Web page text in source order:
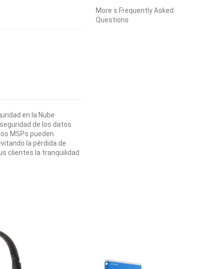
en la Nube
de los datos
MSPs pueden
la pérdida de
clientes la tranquilidad
More s Frequently Asked
Questions